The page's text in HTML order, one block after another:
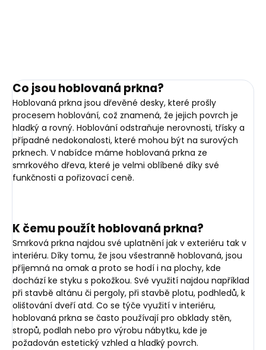
Co jsou hoblovaná prkna?
Hoblovaná prkna jsou dřevěné desky, které prošly
procesem hoblování, což znamená, že jejich povrch je
hladký a rovný. Hoblování odstraňuje nerovnosti, třísky a
případné nedokonalosti, které mohou být na surových
prknech. V nabídce máme hoblovaná prkna ze
smrkového dřeva, které je velmi oblíbené díky své
funkčnosti a pořizovací ceně.
K čemu použít hoblovaná prkna?
Smrková prkna najdou své uplatnění jak v exteriéru tak v
interiéru. Díky tomu, že jsou všestranně hoblovaná, jsou
příjemná na omak a proto se hodí i na plochy, kde
dochází ke styku s pokožkou. Své využití najdou například
při stavbě altánu či pergoly, při stavbě plotu, podhledů, k
olištování dveří atd. Co se týče využití v interiéru,
hoblovaná prkna se často používají pro obklady stěn,
stropů, podlah nebo pro výrobu nábytku, kde je
požadován estetický vzhled a hladký povrch.